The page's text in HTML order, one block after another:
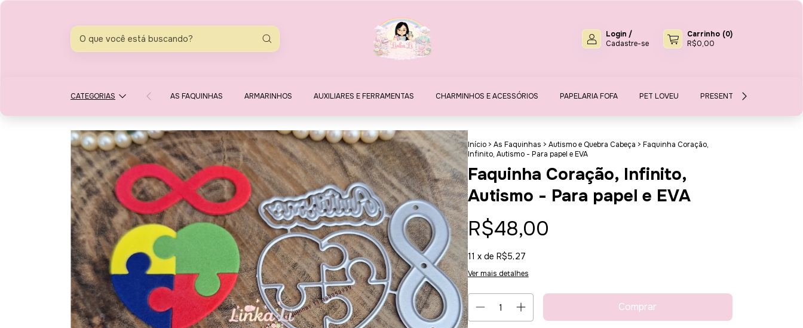
Login /
Cadastre-se
Carrinho (0)
R$0,00
CATEGORIAS AS FAQUINHAS ARMARINHOS AUXILIARES E FERRAMENTAS CHARMINHOS E ACESSÓRIOS PAPELARIA FOFA PET LOVEU PRESENTES E MIMOS
Início > As Faquinhas > Autismo e Quebra Cabeça > Faquinha Coração,
Infinito, Autismo - Para papel e EVA
Faquinha Coração, Infinito,
Autismo - Para papel e EVA
R$48,00
11 x de R$5,27
Ver mais detalhes